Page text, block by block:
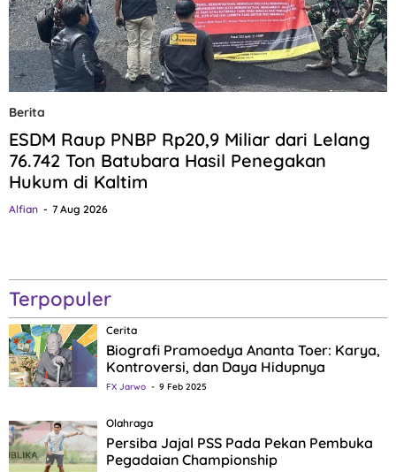
Berita
ESDM Raup PNBP Rp20,9 Miliar dari Lelang
76.742 Ton Batubara Hasil Penegakan
Hukum di Kaltim
Alfian 7 Aug 2026
Terpopuler
Cerita
Biografi Pramoedya Ananta Toer: Karya,
Kontroversi, dan Daya Hidupnya
FX Jarwo 9 Feb 2025
Olahraga
Persiba Jajal PSS Pada Pekan Pembuka
Pegadaian Championship